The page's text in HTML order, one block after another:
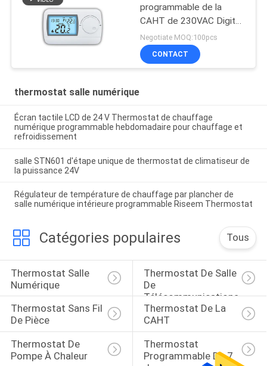
programmable de la
CAHT de 230VAC Digital
pour la pièce
Negotiate MOQ:100pcs
CONTACT
thermostat salle numérique
Écran tactile LCD de 24 V Thermostat de chauffage
numérique programmable hebdomadaire pour chauffage et
refroidissement
salle STN601 d'étape unique de thermostat de climatiseur de
la puissance 24V
Régulateur de température de chauffage par plancher de
salle numérique intérieure programmable Riseem Thermostat
Catégories populaires Tous
Thermostat Salle
Numérique
Thermostat De Salle
De
Télécommunications
Thermostat Sans Fil
De Pièce
Thermostat De La
CAHT
Thermostat De
Pompe À Chaleur
Thermostat
Programmable De 7